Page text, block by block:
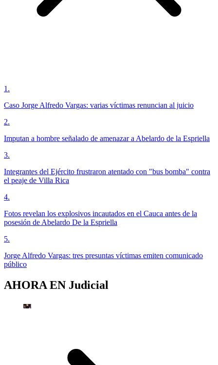
1 .
Caso Jorge Alfredo Vargas: varias víctimas renuncian al juicio
2.
Imputan a hombre señalado de amenazar a Abelardo de la Espriella
3.
Integrantes del Ejército frustraron atentado con "bus bomba" contra
el peaje de Villa Rica
4.
Fotos revelan los explosivos incautados en el Cauca antes de la
posesión de Abelardo De la Espriella
5.
Jorge Alfredo Vargas: tres presuntas víctimas emiten comunicado
público
AHORA EN Judicial